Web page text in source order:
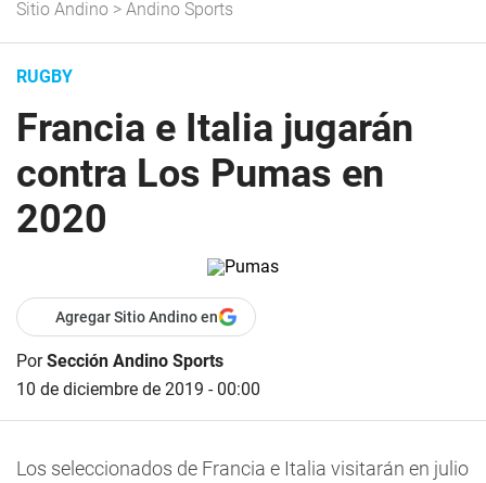
Sitio Andino > Andino Sports
RUGBY
Francia e Italia jugarán
contra Los Pumas en
2020
Agregar Sitio Andino en
PorSección Andino Sports
10 de diciembre de 2019 - 00:00
Los seleccionados de Francia e Italia visitarán en julio